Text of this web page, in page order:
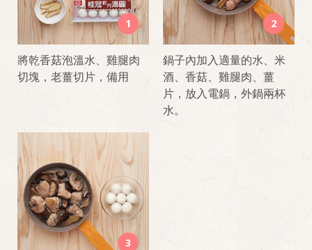
1
將乾香菇泡溫水、雞腿肉
切塊，老薑切片，備用
2
鍋子內加入適量的水、米
酒、香菇、雞腿肉、薑
片，放入電鍋，外鍋兩杯
水。
3